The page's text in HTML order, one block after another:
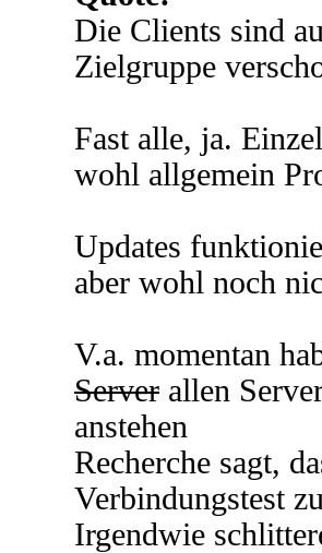
Die Clients sind
Zielgruppe
Fast alle, ja.
wohl allgemein
Updates
aber wohl noch
V.a. momentan
Server allen
anstehen
Recherche sagt,
Verbindungstest
Irgendwie